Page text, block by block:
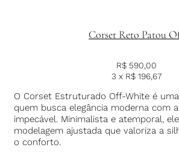
Corset Reto Patou
R$590,00
3 x R$196,67
O Corset Estruturado Off-White é
quem busca elegância moderna com
impecável. Minimalista e atemporal,
modelagem ajustada que valoriza a
o conforto.